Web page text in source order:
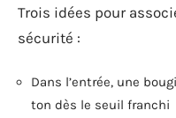
Trois idées pour
sécurité :
Dans l’entrée, une
ton dès le seuil franchi